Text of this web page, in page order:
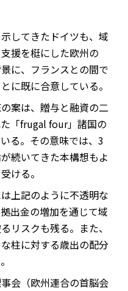
してきたドイツも、域
援を梃にした欧州の
に、フランスとの間で
に既に合意している。
案は、贈与と融資の二
「frugal four」諸国の
る。その意味では、3
続いてきた本構想もよ
ける。
上記のように不透明な
出金の増加を通じて域
リスクも残る。また、
柱に対する歳出の配分
会（欧州連合の首脳会